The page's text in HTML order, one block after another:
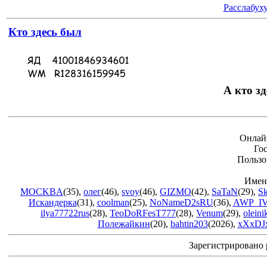
Кто здесь был
А кто
MOCKBA(35), олег(46), svoy(46), GIZMO(42), SaTaN(29),
Искандерка(31), coolman(25), NoNameD2sRU(36),
ilya77722rus(28), TeoDoRFesT777(28), Venum(29),
Полежайкин(20), bahtin203(2026),